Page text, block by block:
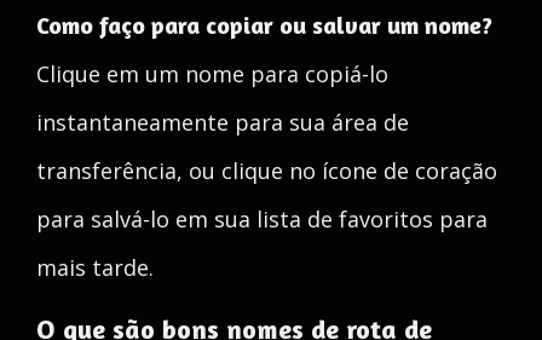
Como faço para copiar ou salvar um nome?
Clique em um nome para copiá-lo
instantaneamente para sua área de
transferência, ou clique no ícone de coração
para salvá-lo em sua lista de favoritos para
mais tarde.
O que são bons nomes de rota de